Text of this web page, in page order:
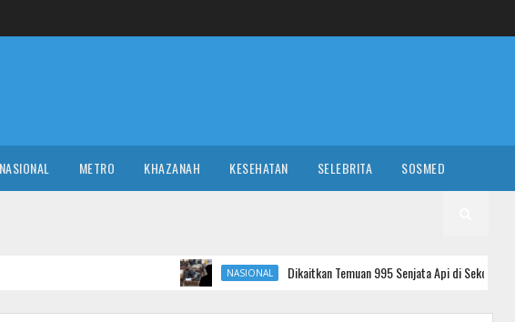
NASIONAL METRO KHAZANAH KESEHATAN SELEBRITA SOSMED
NASIONAL Dikaitkan Temuan 995 Senjata Api di Sekolah Islam Jaksel, Siapa